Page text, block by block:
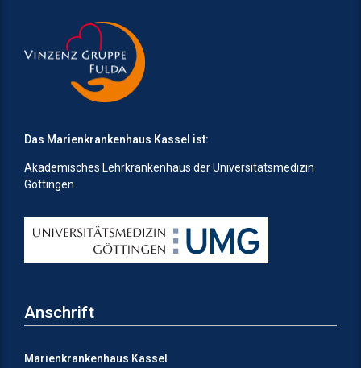
Das Marienkrankenhaus Kassel ist:
Akademisches Lehrkrankenhaus der Universitätsmedizin
Göttingen
Anschrift
Marienkrankenhaus Kassel